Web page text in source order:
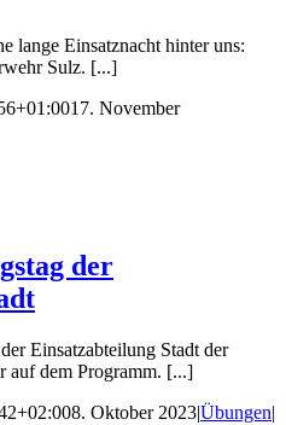
lange Einsatznacht hinter uns:
Sulz. [...]
17. November
der
Einsatzabteilung Stadt der
auf dem Programm. [...]
8. Oktober 2023|Übungen|